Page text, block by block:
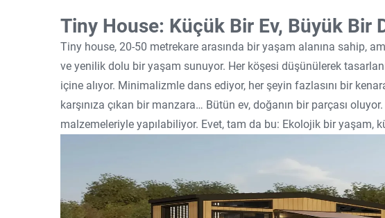
Tiny House: Küçük Bir Ev, Büyük Bir
Tiny house, 20-50 metrekare arasında bir yaşam alanına sahip,
ve yenilik dolu bir yaşam sunuyor. Her köşesi düşünülerek
içine alıyor. Minimalizmle dans ediyor, her şeyin fazlasını bir
karşınıza çıkan bir manzara… Bütün ev, doğanın bir parçası
malzemeleriyle yapılabiliyor. Evet, tam da bu: Ekolojik bir yaşam,